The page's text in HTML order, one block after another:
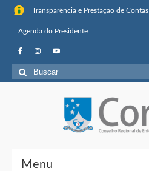
Transparência e Prestação de Contas
Agenda do Presidente
Buscar
por:
Menu